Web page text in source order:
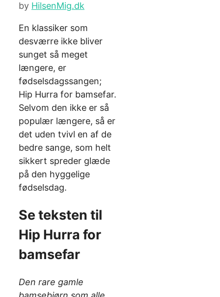
by HilsenMig.dk
En klassiker som
desværre ikke bliver
sunget så meget
længere, er
fødselsdagssangen;
Hip Hurra for bamsefar.
Selvom den ikke er så
populær længere, så er
det uden tvivl en af de
bedre sange, som helt
sikkert spreder glæde
på den hyggelige
fødselsdag.
Se teksten til
Hip Hurra for
bamsefar
Den rare gamle